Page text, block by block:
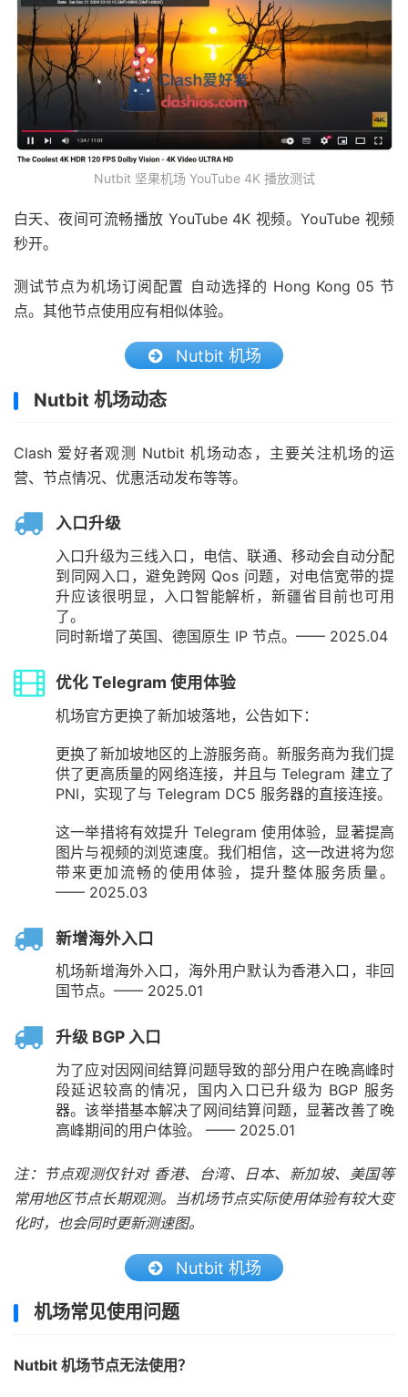
Nutbit 坚果机场 YouTube 4K 播放测试
白天、夜间可流畅播放 YouTube 4K 视频。YouTube 视频
秒开。
测试节点为机场订阅配置 自动选择的 Hong Kong 05 节
点。其他节点使用应有相似体验。
Nutbit 机场
Nutbit 机场动态
Clash 爱好者观测 Nutbit 机场动态，主要关注机场的运
营、节点情况、优惠活动发布等等。
入口升级
入口升级为三线入口，电信、联通、移动会自动分配
到同网入口，避免跨网 Qos 问题，对电信宽带的提
升应该很明显，入口智能解析，新疆省目前也可用
了。
同时新增了英国、德国原生 IP 节点。—— 2025.04
优化 Telegram 使用体验
机场官方更换了新加坡落地，公告如下：
更换了新加坡地区的上游服务商。新服务商为我们提
供了更高质量的网络连接，并且与 Telegram 建立了
PNI，实现了与 Telegram DC5 服务器的直接连接。
这一举措将有效提升 Telegram 使用体验，显著提高
图片与视频的浏览速度。我们相信，这一改进将为您
带来更加流畅的使用体验，提升整体服务质量。
—— 2025.03
新增海外入口
机场新增海外入口，海外用户默认为香港入口，非回
国节点。—— 2025.01
升级 BGP 入口
为了应对因网间结算问题导致的部分用户在晚高峰时
段延迟较高的情况，国内入口已升级为 BGP 服务
器。该举措基本解决了网间结算问题，显著改善了晚
高峰期间的用户体验。 —— 2025.01
注：节点观测仅针对 香港、台湾、日本、新加坡、美国等
常用地区节点长期观测。当机场节点实际使用体验有较大变
化时，也会同时更新测速图。
Nutbit 机场
机场常见使用问题
Nutbit 机场节点无法使用？